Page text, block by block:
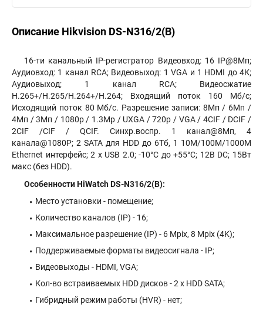
Описание Hikvision DS-N316/2(B)
16-ти канальный IP-регистратор Видеовход: 16 IP@8Мп;
Аудиовход: 1 канал RCA; Видеовыход: 1 VGA и 1 HDMI до 4К;
Аудиовыход; 1 канал RCA; Видеосжатие
H.265+/H.265/H.264+/H.264; Входящий поток 160 Мб/с;
Исходящий поток 80 Мб/с. Разрешение записи: 8Мп / 6Мп /
4Мп / 3Мп / 1080p / 1.3Mp / UXGA / 720p / VGA / 4CIF / DCIF /
2CIF /CIF / QCIF. Синхр.воспр. 1 канал@8Мп, 4
канала@1080P; 2 SATA для HDD до 6Тб, 1 10M/100M/1000M
Ethernet интерфейс; 2 х USB 2.0; -10°C до +55°C; 12В DC; 15Вт
макс (без HDD).
Особенности HiWatch DS-N316/2(B):
Место установки - помещение;
Количество каналов (IP) - 16;
Максимальное разрешение (IP) - 6 Mpix, 8 Mpix (4K);
Поддерживаемые форматы видеосигнала - IP;
Видеовыходы - HDMI, VGA;
Кол-во встраиваемых HDD дисков - 2 х HDD SATA;
Гибридный режим работы (HVR) - нет;